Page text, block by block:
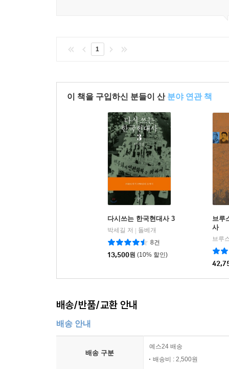
1
이 책을 구입하신 분들이 산 분야 연관 책
다시쓰는 한국현대사 3
박세길 저
돌베개
8건
13,500원 (10% 할인)
브루
사
배송/반품/교환 안내
배송 안내
배송 구분
예스24 배송
배송비 : 2,500원